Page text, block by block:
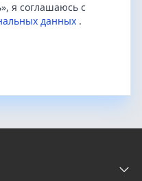
я соглашаюсь с
данных .